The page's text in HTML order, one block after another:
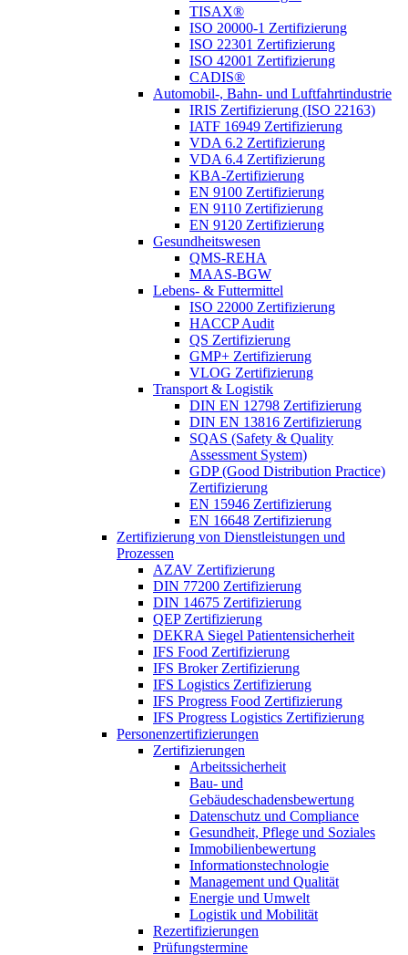
TISAX®
ISO 20000-1 Zertifizierung
ISO 22301 Zertifizierung
ISO 42001 Zertifizierung
CADIS®
Automobil-, Bahn- und Luftfahrtindustrie
IRIS Zertifizierung (ISO 22163)
IATF 16949 Zertifizierung
VDA 6.2 Zertifizierung
VDA 6.4 Zertifizierung
KBA-Zertifizierung
EN 9100 Zertifizierung
EN 9110 Zertifizierung
EN 9120 Zertifizierung
Gesundheitswesen
QMS-REHA
MAAS-BGW
Lebens- & Futtermittel
ISO 22000 Zertifizierung
HACCP Audit
QS Zertifizierung
GMP+ Zertifizierung
VLOG Zertifizierung
Transport & Logistik
DIN EN 12798 Zertifizierung
DIN EN 13816 Zertifizierung
SQAS (Safety & Quality
Assessment System)
GDP (Good Distribution Practice)
Zertifizierung
EN 15946 Zertifizierung
EN 16648 Zertifizierung
Zertifizierung von Dienstleistungen und
Prozessen
AZAV Zertifizierung
DIN 77200 Zertifizierung
DIN 14675 Zertifizierung
QEP Zertifizierung
DEKRA Siegel Patientensicherheit
IFS Food Zertifizierung
IFS Broker Zertifizierung
IFS Logistics Zertifizierung
IFS Progress Food Zertifizierung
IFS Progress Logistics Zertifizierung
Personenzertifizierungen
Zertifizierungen
Arbeitssicherheit
Bau- und
Gebäudeschadensbewertung
Datenschutz und Compliance
Gesundheit, Pflege und Soziales
Immobilienbewertung
Informationstechnologie
Management und Qualität
Energie und Umwelt
Logistik und Mobilität
Rezertifizierungen
Prüfungstermine